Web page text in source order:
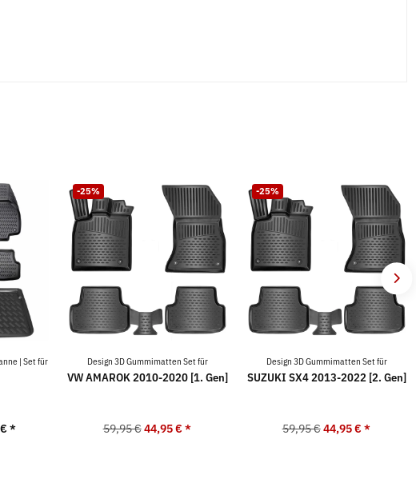
| Set für
*
-25%
Design 3D Gummimatten Set für
VW AMAROK 2010-2020 [1. Gen]
59,95 € 44,95 €*
-25%
Design 3D Gummimatten Set für
SUZUKI SX4 2013-2022 [2. Gen]
59,95 € 44,95 €*